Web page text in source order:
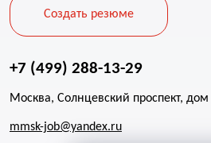
Создать резюме
+7 (499) 288-13-29
Москва, Солнцевский проспект,
mmsk-job@yandex.ru